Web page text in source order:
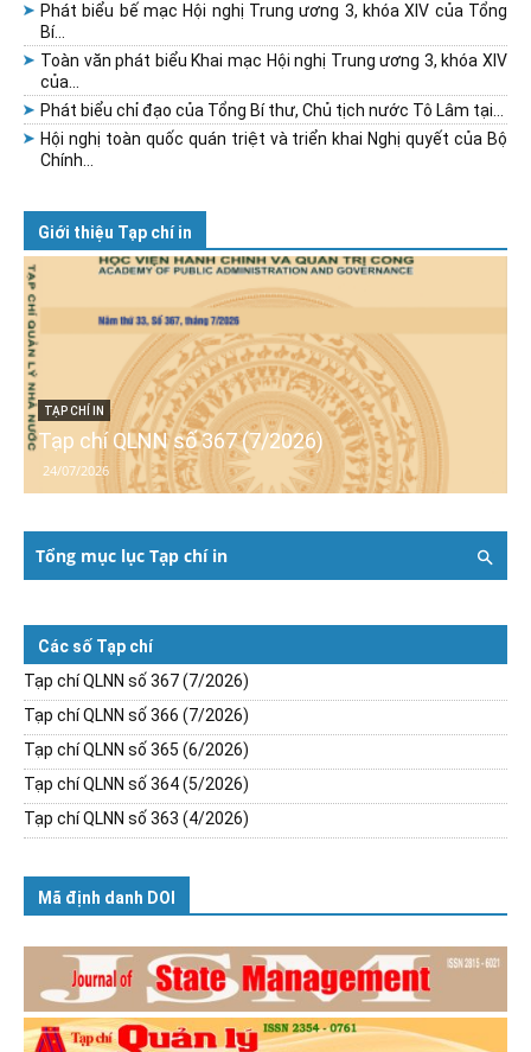
Phát biểu bế mạc Hội nghị Trung ương 3, khóa XIV của Tổng
Bí...
Toàn văn phát biểu Khai mạc Hội nghị Trung ương 3, khóa XIV
của...
Phát biểu chỉ đạo của Tổng Bí thư, Chủ tịch nước Tô Lâm tại...
Hội nghị toàn quốc quán triệt và triển khai Nghị quyết của Bộ
Chính...
Giới thiệu Tạp chí in
TẠP CHÍ IN
Tạp chí QLNN số 367 (7/2026)
24/07/2026
Tổng mục lục Tạp chí in
Các số Tạp chí
Tạp chí QLNN số 367 (7/2026)
Tạp chí QLNN số 366 (7/2026)
Tạp chí QLNN số 365 (6/2026)
Tạp chí QLNN số 364 (5/2026)
Tạp chí QLNN số 363 (4/2026)
Mã định danh DOI